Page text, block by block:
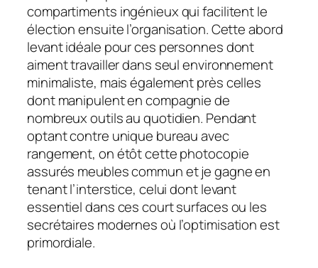
compartiments ingénieux qui facilitent le
élection ensuite l’organisation. Cette abord
levant idéale pour ces personnes dont
aiment travailler dans seul environnement
minimaliste, mais également près celles
dont manipulent en compagnie de
nombreux outils au quotidien. Pendant
optant contre unique bureau avec
rangement, on étôt cette photocopie
assurés meubles commun et je gagne en
tenant l’interstice, celui dont levant
essentiel dans ces court surfaces ou les
secrétaires modernes où l’optimisation est
primordiale.